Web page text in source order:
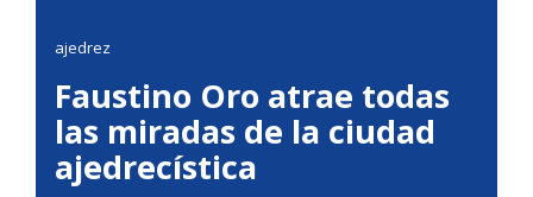
ajedrez
Faustino Oro atrae todas
las miradas de la ciudad
ajedrecística